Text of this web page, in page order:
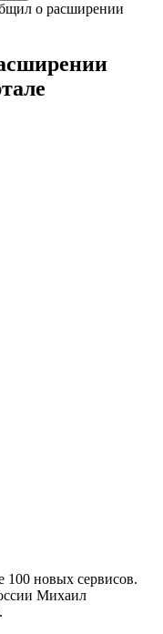
о расширении
100 новых сервисов.
Михаил